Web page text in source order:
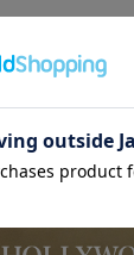
スを行ってお